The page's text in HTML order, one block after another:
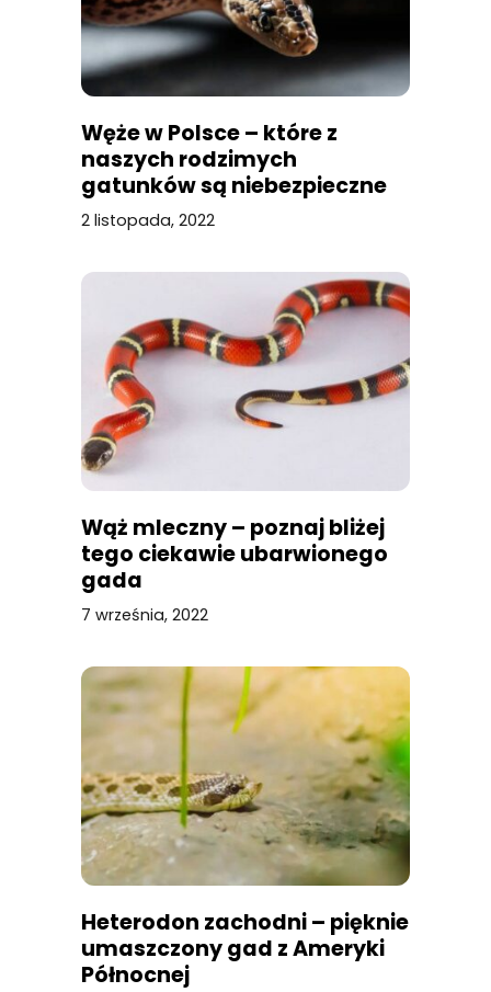
Węże w Polsce – które z
naszych rodzimych
gatunków są niebezpieczne
dla człowieka?
2 listopada, 2022
Wąż mleczny – poznaj bliżej
tego ciekawie ubarwionego
gada
7 września, 2022
Heterodon zachodni – pięknie
umaszczony gad z Ameryki
Północnej